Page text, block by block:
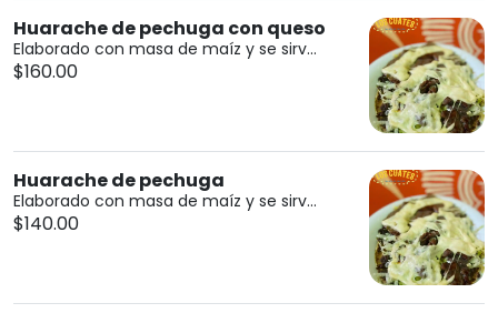
Huarache de pechuga con queso
Elaborado con masa de maíz y se sirv...
$160.00
Huarache de pechuga
Elaborado con masa de maíz y se sirv...
$140.00